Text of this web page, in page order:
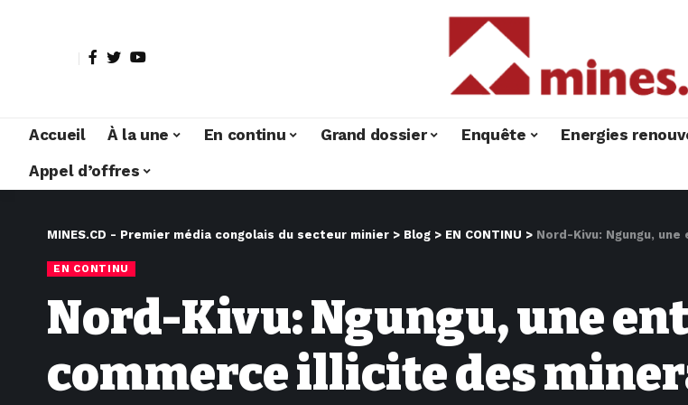
Accueil À la une En continu Grand dossier Enquête Energies
Appel d’offres
MINES.CD - Premier média congolais du secteur minier > Blog > EN CONTINU > Nord-Kivu: Ngungu, une
EN CONTINU
Nord-Kivu: Ngungu, une
commerce illicite des